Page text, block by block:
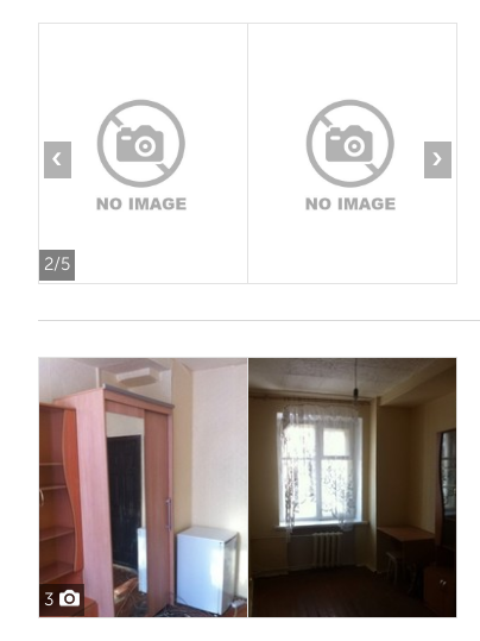
2/5
‹ ›
3